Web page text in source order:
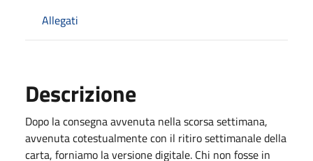
Allegati
Descrizione
Dopo la consegna avvenuta nella scorsa settimana,
avvenuta cotestualmente con il ritiro settimanale della
carta, forniamo la versione digitale. Chi non fosse in